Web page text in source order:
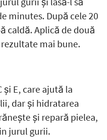
minutes. După cele 20
caldă. Aplică de două
mai bune.
și E, care ajută la
dar și hidratarea
și repară pielea,
jurul gurii.